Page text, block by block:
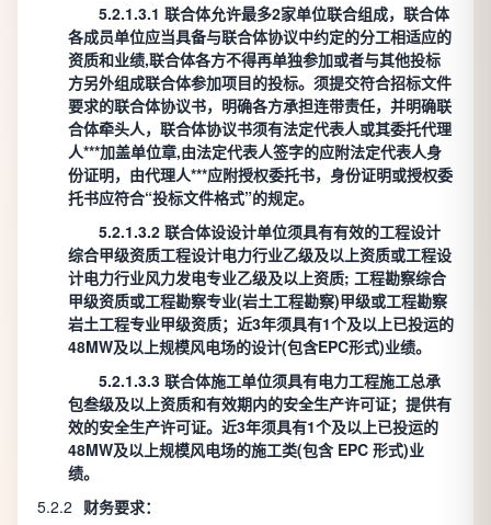
5.2.1.3.1 联合体允许最多2家单位联合组成，联合体
各成员单位应当具备与联合体协议中约定的分工相适应的
资质和业绩,联合体各方不得再单独参加或者与其他投标
方另外组成联合体参加项目的投标。须提交符合招标文件
要求的联合体协议书，明确各方承担连带责任，并明确联
合体牵头人，联合体协议书须有法定代表人或其委托代理
人***加盖单位章,由法定代表人签字的应附法定代表人身
份证明，由代理人***应附授权委托书，身份证明或授权委
托书应符合“投标文件格式”的规定。
5.2.1.3.2 联合体设设计单位须具有有效的工程设计
综合甲级资质工程设计电力行业乙级及以上资质或工程设
计电力行业风力发电专业乙级及以上资质; 工程勘察综合
甲级资质或工程勘察专业(岩土工程勘察)甲级或工程勘察
岩土工程专业甲级资质；近3年须具有1个及以上已投运的
48MW及以上规模风电场的设计(包含EPC形式)业绩。
5.2.1.3.3 联合体施工单位须具有电力工程施工总承
包叁级及以上资质和有效期内的安全生产许可证；提供有
效的安全生产许可证。近3年须具有1个及以上已投运的
48MW及以上规模风电场的施工类(包含 EPC 形式)业
绩。
5.2.2 财务要求：